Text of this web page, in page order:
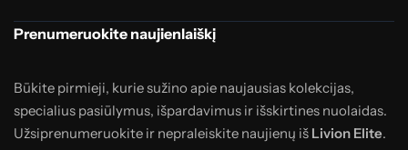
Prenumeruokite naujienlaiškį
Būkite pirmieji, kurie sužino apie naujausias kolekcijas,
specialius pasiūlymus, išpardavimus ir išskirtines nuolaidas.
Užsiprenumeruokite ir nepraleiskite naujienų iš Livion Elite.